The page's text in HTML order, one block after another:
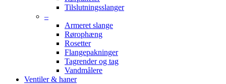
Tilslutningsslanger
–
Armeret slange
Rørophæng
Rosetter
Flangepakninger
Tagrender og tag
Vandmålere
Ventiler & haner